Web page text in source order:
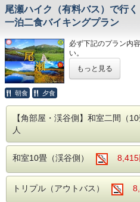
違った2種類の源泉
ます。
・本館大浴場
・別館大浴場
【営業時間】 5:00～
・別館野天風呂・内湯
【営業時間】男性
〇自然に抱かれた山
■館内設備■
・麻雀ルーム（手積
無料でご利用いただ
楽しくホテルライフ
■周辺観光案内■
ホテルから片品渓谷
尾瀬ハイク（有料バス）で行
一泊二食バイキングプラン
必ず下記のプラン内
い。
【老神温泉尾瀬ハイ
老神温泉内の各旅館
※本プランは尾瀬送
下記のように尾瀬ハ
ンです。
1、2、3、4いづれか
ご宿泊はスタンダー
なります。
もっと見る
朝食 夕食
【角部屋・渓谷側】和室二間（
人
和室10畳（渓谷側） 8,415
トリプル（アウトバス）